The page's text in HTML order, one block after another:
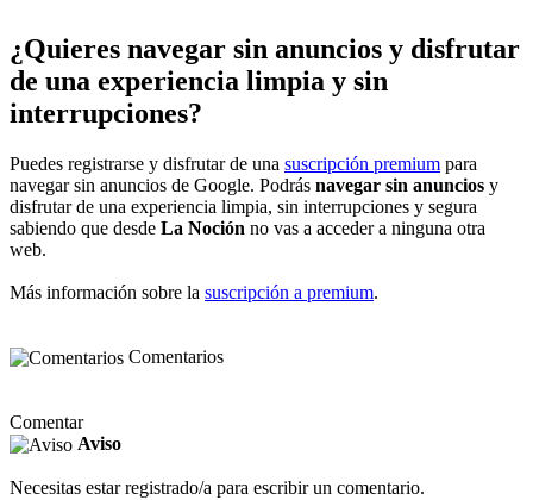
¿Quieres navegar sin anuncios y disfrutar
de una experiencia limpia y sin
interrupciones?
Puedes registrarse y disfrutar de una suscripción premium para
navegar sin anuncios de Google. Podrás navegar sin anuncios y
disfrutar de una experiencia limpia, sin interrupciones y segura
sabiendo que desde La Noción no vas a acceder a ninguna otra
web.
Más información sobre la suscripción a premium.
Comentarios
Comentar
Aviso
Necesitas estar registrado/a para escribir un comentario.